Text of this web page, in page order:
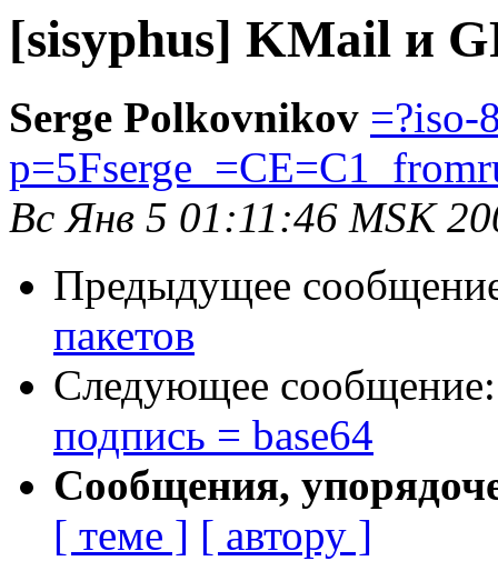
[sisyphus] KMail и
Serge Polkovnikov =?iso-
Вс Янв 5 01:11:46 MSK
Предыдущее
пакетов
Следующее
подпись = base64
Сообщения,
[ теме ] [ автору ]